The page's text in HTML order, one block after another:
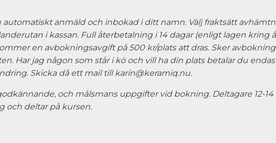
anmäld och inbokad i ditt namn. Välj fraktsätt
i kassan. Full återbetalning i 14 dagar (enligt lagen kring
en avbokningsavgift på 500 kr/plats att dras. Sker
Har jag någon som står i kö och vill ha din plats betalar du
Skicka då ett mail till karin@keramiq.nu.
och målsmans uppgifter vid bokning. Deltagare 12-14
och deltar på kursen.